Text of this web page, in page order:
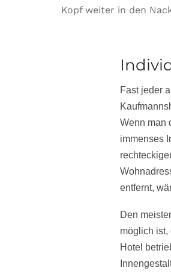
Kopf weiter in den
Fast jeder
Wenn man
immenses
entfernt,
Den
möglich
Hotel